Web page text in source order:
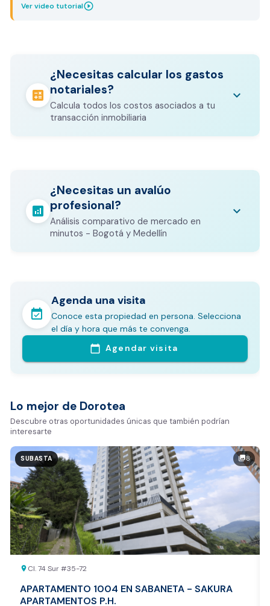
Ver video tutorialplay_circle_outline
calculate
¿Necesitas calcular los gastos
notariales?
Calcula todos los costos asociados a tu
transacción inmobiliaria
keyboard_arrow_down
Los gastos notariales incluyen
otros costos legales que varían según el
valor del inmueble.
CALCULADORA DE GASTOS NOTARIALES
analytics
¿Necesitas un avalúo
profesional?
Análisis comparativo de mercado en
minutos - Bogotá y Medellín
keyboard_arrow_down
En pocos minutos avalúa con este Análisis
Comparativo de Mercado (inicialmente
Bogotá y Medellín)
Análisis basado en datos reales:
Tiempo promedio de venta en la zona
Rango de precios de arriendo en el sector
Valor exclusivo para clientes de Dorotea:
20.000 COP
REALIZAR AVALÚO AHORA
event_available
Agenda una visita
Conoce esta propiedad en persona. Selecciona
el día y hora que más te convenga.
calendar_today Agendar visita
Lo mejor de Dorotea
Descubre otras oportunidades únicas que también podrían
interesarte
photo_library8
SUBASTA
location_on Cl. 74 Sur #35-72
APARTAMENTO 1004 EN SABANETA - SAKURA
APARTAMENTOS P.H.